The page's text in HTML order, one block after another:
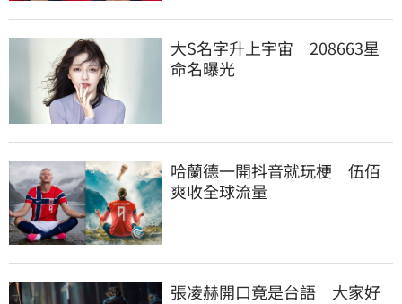
大S名字升上宇宙　208663星
命名曝光
哈蘭德一開抖音就玩梗　伍佰
爽收全球流量
張凌赫開口竟是台語　大家好